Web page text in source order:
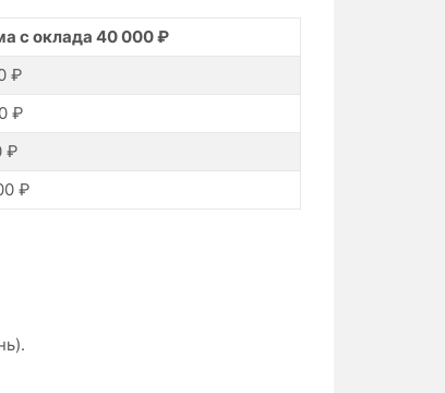
с оклада 40 000 ₽
₽
₽
₽
₽